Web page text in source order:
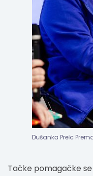
Dušanka Prelc
Tačke pomagačke